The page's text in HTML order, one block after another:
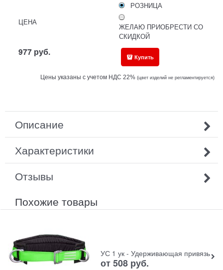
ЦЕНА
РОЗНИЦА
ЖЕЛАЮ ПРИОБРЕСТИ СО
СКИДКОЙ
977 руб. Купить
Цены указаны с учетом НДС 22%(цвет изделий не регламентируется)
Описание
Характеристики
Отзывы
Похожие товары
УС 1 ук - Удерживающая привязь
от 508 руб.